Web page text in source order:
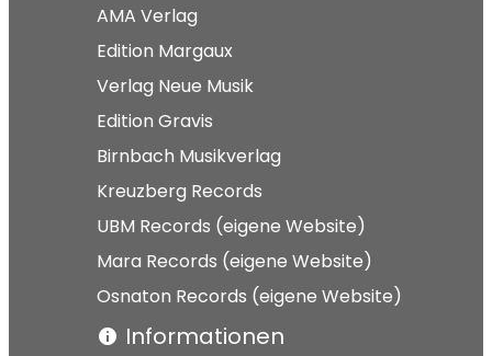
AMA Verlag
Edition Margaux
Verlag Neue Musik
Edition Gravis
Birnbach Musikverlag
Kreuzberg Records
UBM Records (eigene Website)
Mara Records (eigene Website)
Osnaton Records (eigene Website)
Informationen